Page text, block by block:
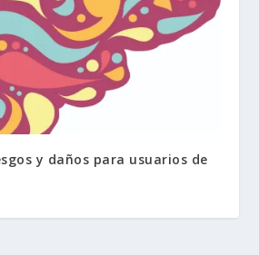
y daños para usuarios de